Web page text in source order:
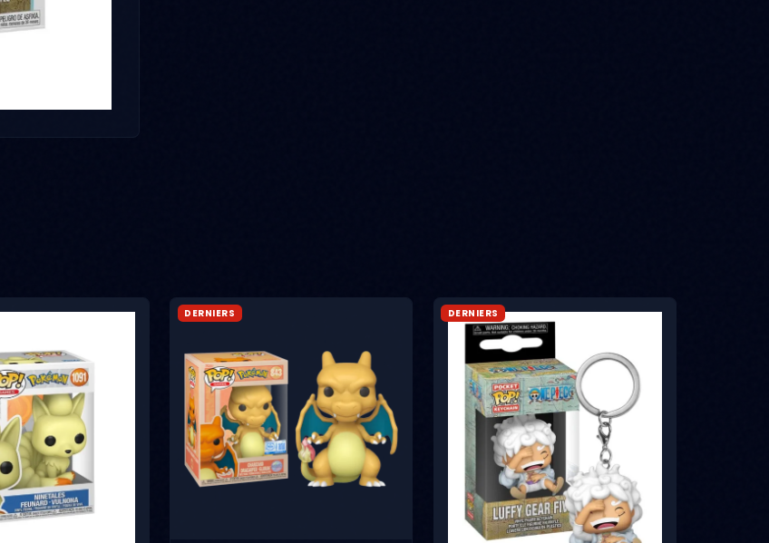
DERNIERS DERNIERS